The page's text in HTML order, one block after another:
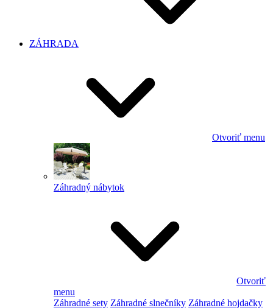
ZÁHRADA
Otvoriť menu
Záhradný nábytok
Otvoriť
menu
Záhradné sety Záhradné slnečníky Záhradné hojdačky